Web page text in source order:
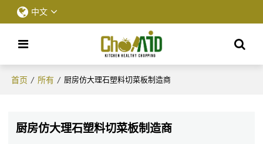
中文
首页 / 所有 / 厨房仿大理石塑料切菜板制造商
厨房仿大理石塑料切菜板制造商